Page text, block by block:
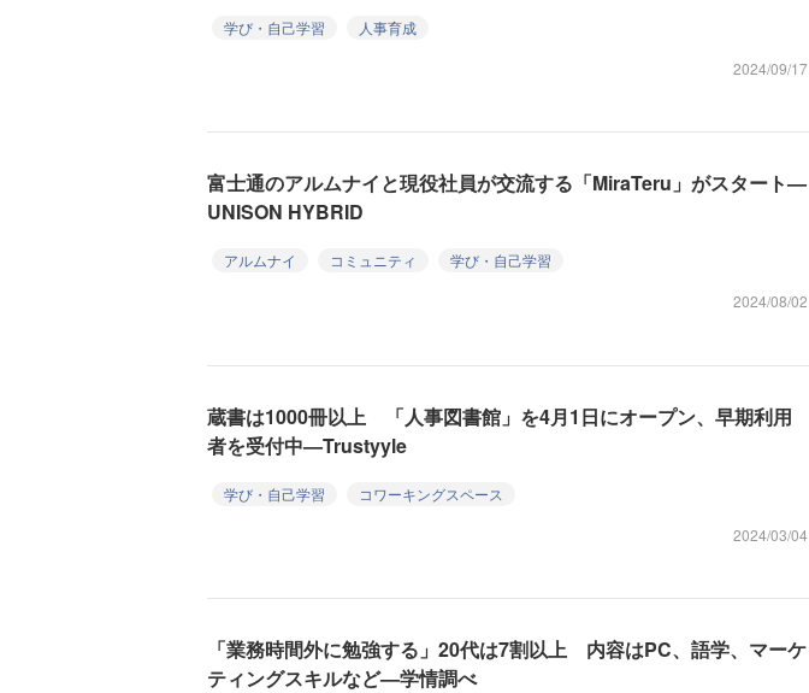
学び・自己学習
人事育成
2024/09/17
富士通のアルムナイと現役社員が交流する「MiraTeru」がスタート—
UNISON HYBRID
アルムナイ コミュニティ
学び・自己学習
2024/08/02
蔵書は1000冊以上 「人事図書館」を4月1日にオープン、早期利用
者を受付中—Trustyyle
学び・自己学習
コワーキングスペース
2024/03/04
「業務時間外に勉強する」20代は7割以上 内容はPC、語学、マーケ
ティングスキルなど—学情調べ